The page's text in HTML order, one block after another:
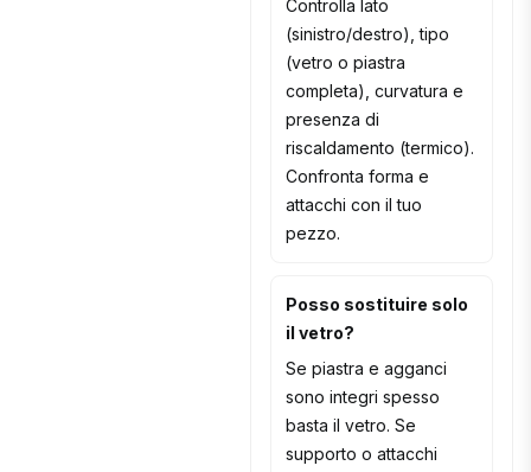
Controlla lato
(sinistro/destro), tipo
(vetro o piastra
completa), curvatura e
presenza di
riscaldamento (termico).
Confronta forma e
attacchi con il tuo
pezzo.
Posso sostituire solo
il vetro?
Se piastra e agganci
sono integri spesso
basta il vetro. Se
supporto o attacchi